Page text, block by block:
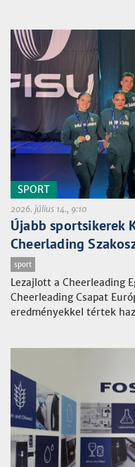
SPORT
2026. július 14., 9:10
Újabb sportsikerek
Cheerlading
sport
Lezajlott a Cheerleading
Cheerleading Csapat
eredményekkel tértek